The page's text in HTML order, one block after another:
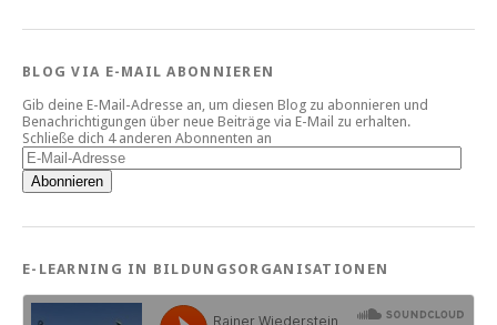
BLOG VIA E-MAIL ABONNIEREN
Gib deine E-Mail-Adresse an, um diesen Blog zu abonnieren und
Benachrichtigungen über neue Beiträge via E-Mail zu erhalten.
Schließe dich 4 anderen Abonnenten an
E-
Mail-
Adresse
Abonnieren
E-LEARNING IN BILDUNGSORGANISATIONEN